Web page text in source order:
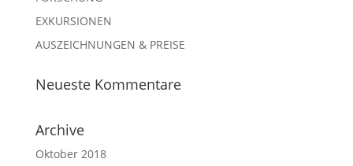
EXKURSIONEN
AUSZEICHNUNGEN & PREISE
Neueste Kommentare
Archive
Oktober 2018